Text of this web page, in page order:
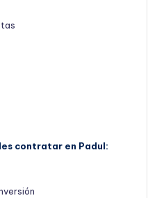
contratar en Padul: